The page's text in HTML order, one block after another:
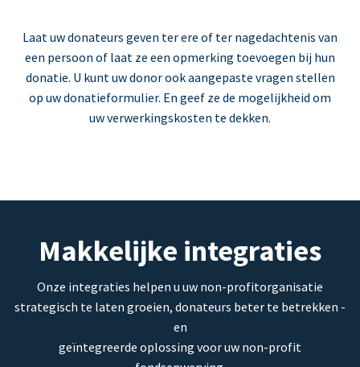
Laat uw donateurs geven ter ere of ter nagedachtenis van
een persoon of laat ze een opmerking toevoegen bij hun
donatie. U kunt uw donor ook aangepaste vragen stellen
op uw donatieformulier. En geef ze de mogelijkheid om
uw verwerkingskosten te dekken.
Makkelijke integraties
Onze integraties helpen u uw non-profitorganisatie
strategisch te laten groeien, donateurs beter te betrekken -
en
geïntegreerde oplossing voor uw non-profit